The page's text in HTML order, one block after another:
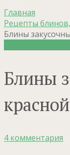
Главная
Рецепты
Блины
Блины
4 комментария